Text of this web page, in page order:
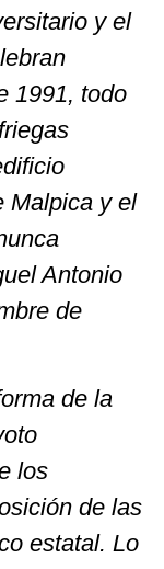
y el
1991, todo
Malpica y el
Antonio
de
de la
los
de las
estatal. Lo